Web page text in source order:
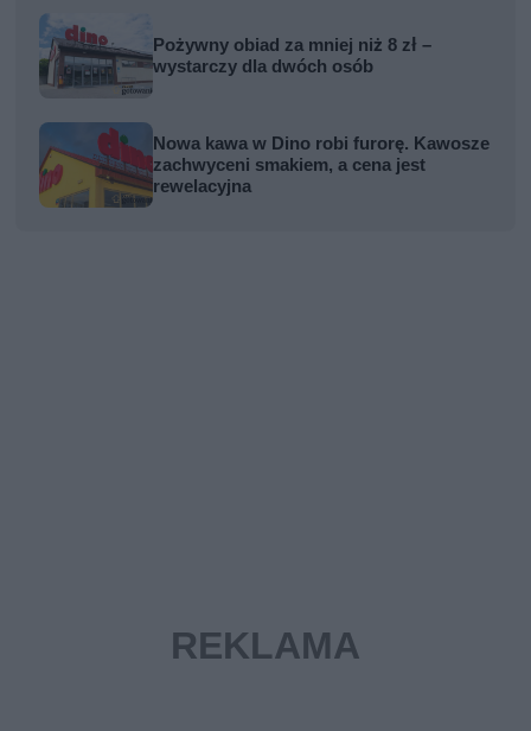
Pożywny obiad za mniej niż 8 zł –
wystarczy dla dwóch osób
Nowa kawa w Dino robi furorę. Kawosze
zachwyceni smakiem, a cena jest
rewelacyjna